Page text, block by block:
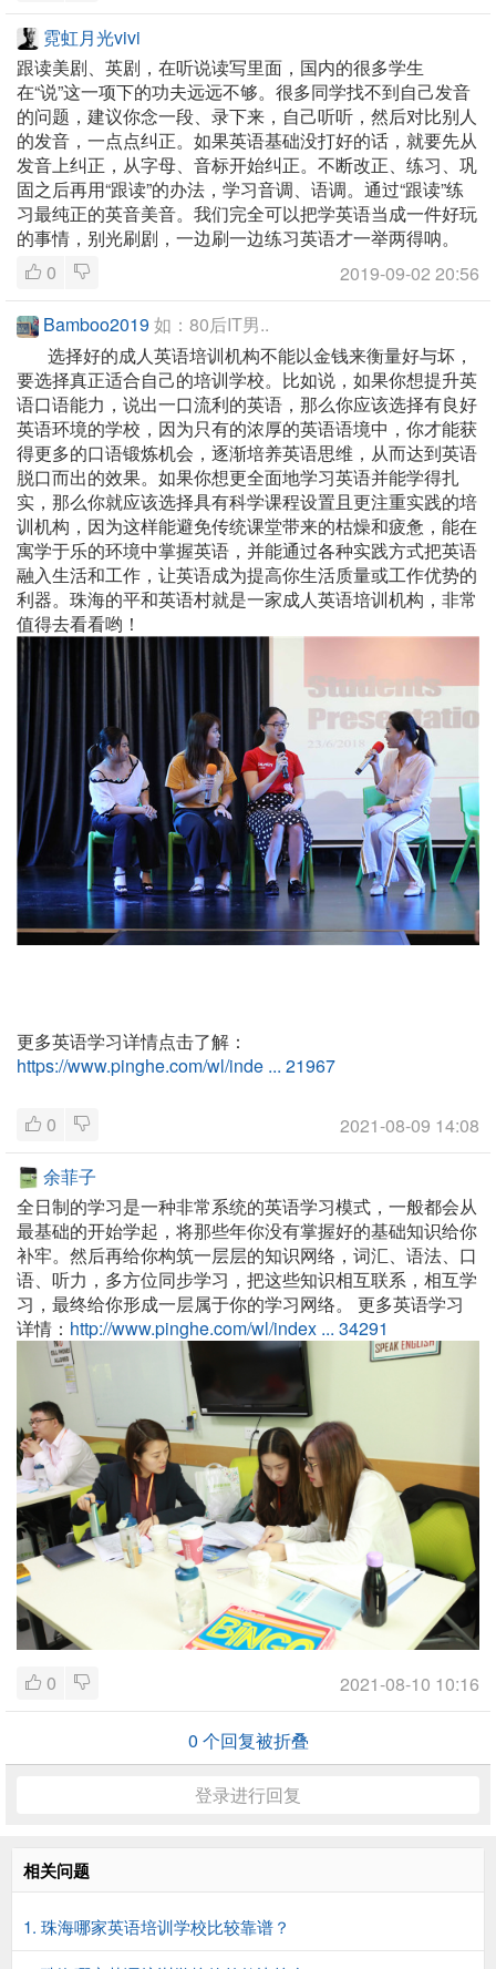
霓虹月光vivi
跟读美剧、英剧，在听说读写里面，国内的很多学生
在“说”这一项下的功夫远远不够。很多同学找不到自己发音
的问题，建议你念一段、录下来，自己听听，然后对比别人
的发音，一点点纠正。如果英语基础没打好的话，就要先从
发音上纠正，从字母、音标开始纠正。不断改正、练习、巩
固之后再用“跟读”的办法，学习音调、语调。通过“跟读”练
习最纯正的英音美音。我们完全可以把学英语当成一件好玩
的事情，别光刷剧，一边刷一边练习英语才一举两得呐。
0
2019-09-02 20:56
Bamboo2019 如：80后IT男..
选择好的成人英语培训机构不能以金钱来衡量好与坏，
要选择真正适合自己的培训学校。比如说，如果你想提升英
语口语能力，说出一口流利的英语，那么你应该选择有良好
英语环境的学校，因为只有的浓厚的英语语境中，你才能获
得更多的口语锻炼机会，逐渐培养英语思维，从而达到英语
脱口而出的效果。如果你想更全面地学习英语并能学得扎
实，那么你就应该选择具有科学课程设置且更注重实践的培
训机构，因为这样能避免传统课堂带来的枯燥和疲惫，能在
寓学于乐的环境中掌握英语，并能通过各种实践方式把英语
融入生活和工作，让英语成为提高你生活质量或工作优势的
利器。珠海的平和英语村就是一家成人英语培训机构，非常
值得去看看哟！
更多英语学习详情点击了解：
https://www.pinghe.com/wl/inde ... 21967
0
2021-08-09 14:08
余菲子
全日制的学习是一种非常系统的英语学习模式，一般都会从
最基础的开始学起，将那些年你没有掌握好的基础知识给你
补牢。然后再给你构筑一层层的知识网络，词汇、语法、口
语、听力，多方位同步学习，把这些知识相互联系，相互学
习，最终给你形成一层属于你的学习网络。
更多英语学习
详情： http://www.pinghe.com/wl/index ... 34291
0 2021-08-10 10:16
0 个回复被折叠
登录进行回复
相关问题
1. 珠海哪家英语培训学校比较靠谱？